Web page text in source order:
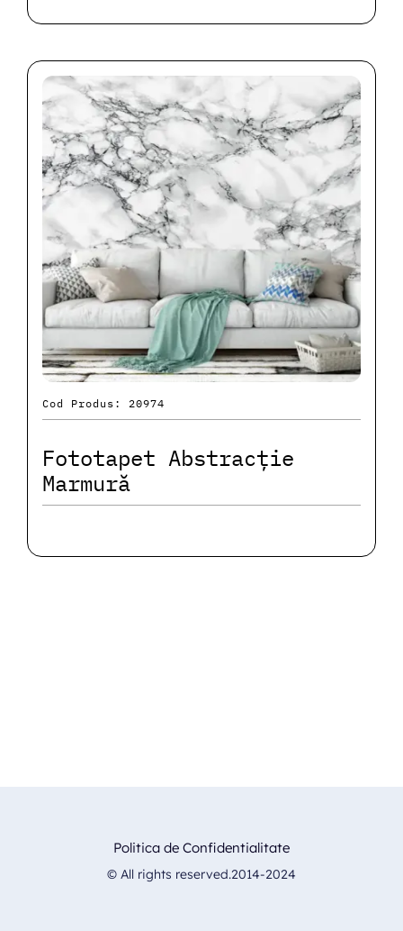
Cod Produs: 20974
Fototapet Abstracție
Marmură
Politica de Confidentialitate
© All rights reserved.2014-2024